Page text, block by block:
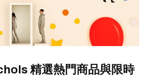
精選熱門商品與限時